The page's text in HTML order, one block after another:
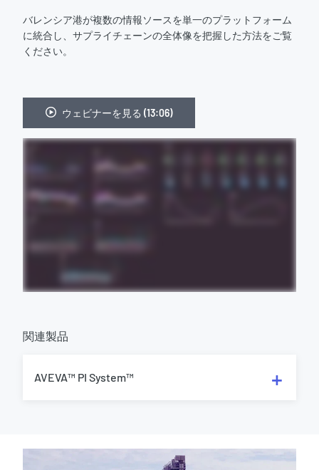
バレンシア港が複数の情報ソースを単一のプラットフォーム
に統合し、サプライチェーンの全体像を把握した方法をご覧
ください。
ウェビナーを見る (13:06)
関連製品
AVEVA™ PI System™